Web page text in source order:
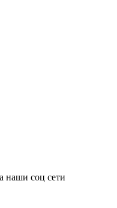
наши соц сети